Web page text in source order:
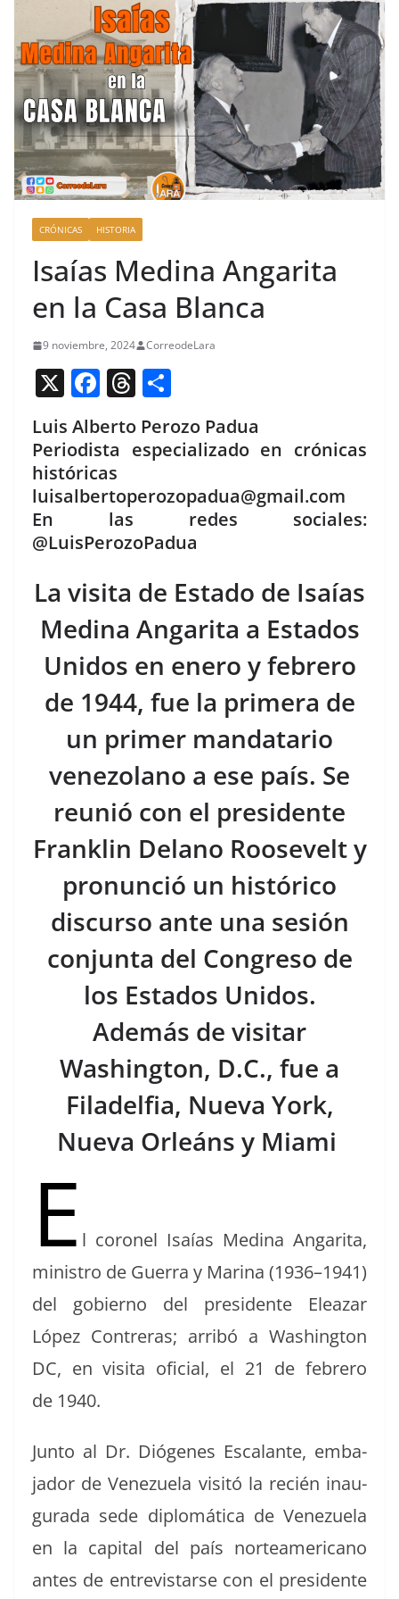
CRÓNICAS HISTORIA
Isaías Medina Angarita
en la Casa Blanca
9 noviembre, 2024 CorreodeLara
X F
c
e
b
o
o
k
T
h
re
a
d
m
p
ar
tir
Luis Alberto Perozo Padua
Periodista especializado en crónicas
históricas
luisalbertoperozopadua@gmail.com
En las redes sociales:
@LuisPerozoPadua
La visita de Estado de Isaías
Medina Angarita a Estados
Unidos en enero y febrero
de 1944, fue la primera de
un primer mandatario
venezolano a ese país. Se
reunió con el presidente
Franklin Delano Roosevelt y
pronunció un histórico
discurso ante una sesión
conjunta del Congreso de
los Estados Unidos.
Además de visitar
Washington, D.C., fue a
Filadelfia, Nueva York,
Nueva Orleáns y Miami
E l coro­nel Isaías Med­i­na Angari­ta,
min­istro de Guer­ra y Mari­na (1936–1941)
del gob­ier­no del pres­i­dente Eleazar
López Con­tr­eras; arribó a Wash­ing­ton
DC, en visi­ta ofi­cial, el 21 de febrero
de 1940.
Jun­to al Dr. Dió­genes Escalante, emba­
jador de Venezuela vis­itó la recién inau­
gu­ra­da sede diplomáti­ca de Venezuela
en la cap­i­tal del país norteam­er­i­cano
antes de entre­vis­tarse con el pres­i­dente